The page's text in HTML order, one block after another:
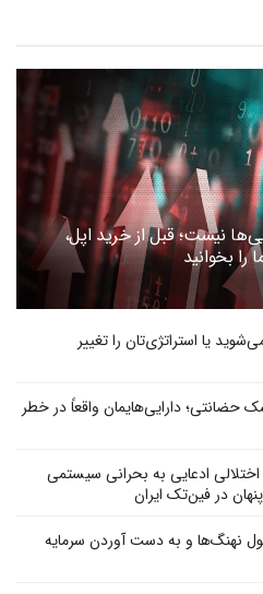
نیست؛ قبل از خرید اپل،
یا استراتژی‌تان را تغییر
حضانتی؛ دارایی‌هایمان واقعاً در خطر
ادعایی به بحرانی سیستمی
در فین‌تک ایران
نهنگ‌ها و به دست آوردن سرمایه